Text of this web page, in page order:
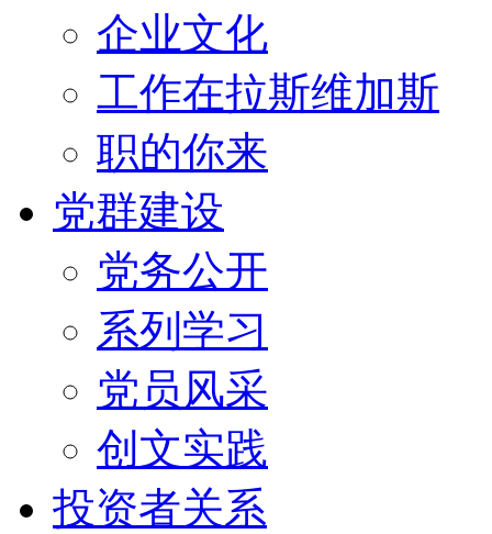
企业文化
工作在拉斯维加斯
职的你来
党群建设
党务公开
系列学习
党员风采
创文实践
投资者关系